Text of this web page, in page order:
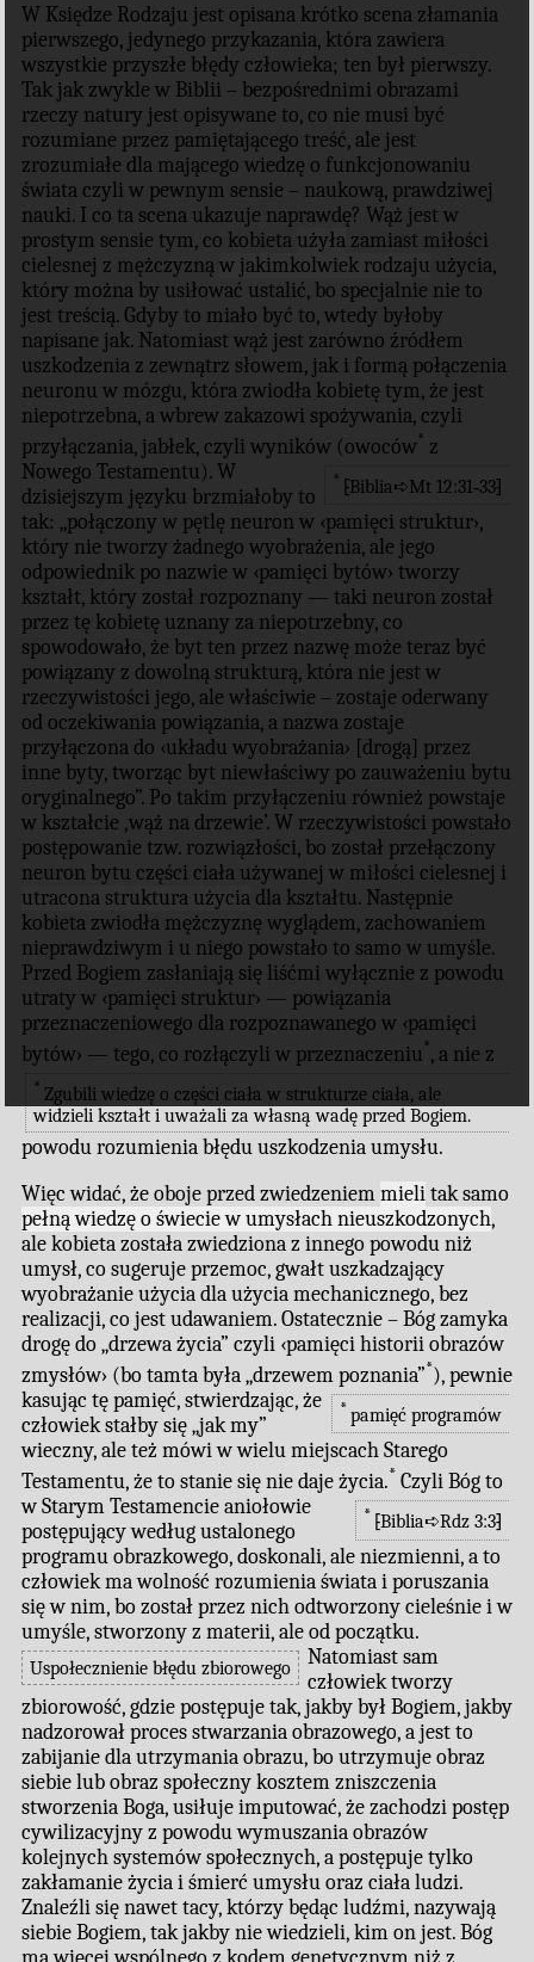
W Księdze Rodzaju jest opisana krótko scena złamania
pierwszego, jedynego przykazania, która zawiera
wszystkie przyszłe błędy człowieka; ten był pierwszy.
Tak jak zwykle w Biblii – bezpośrednimi obrazami
rzeczy natury jest opisywane to, co nie musi być
rozumiane przez pamiętającego treść, ale jest
zrozumiałe dla mającego wiedzę o funkcjonowaniu
świata czyli w pewnym sensie – naukową, prawdziwej
nauki. I co ta scena ukazuje naprawdę? Wąż jest w
prostym sensie tym, co kobieta użyła zamiast miłości
cielesnej z mężczyznąw jakimkolwiek rodzaju użycia,
który można by usiłować ustalić, bo specjalnie nie to
jest treścią. Gdyby to miało być to, wtedy byłoby
napisane jak. Natomiast wąż jest zarówno źródłem
uszkodzenia z zewnątrz słowem, jak i formą połączenia
neuronu w mózgu, która zwiodła kobietę tym, że jest
niepotrzebna, a wbrew zakazowi spożywania, czyli
przyłączania, jabłek, czyli wyników (owoców*
* ⁅Biblia➪Mt 12:31‐33⁆
z
Nowego Testamentu). W
dzisiejszym języku brzmiałoby to
tak: „połączony w pętlę neuron w ‹pamięci struktur›,
który nie tworzy żadnego wyobrażenia, ale jego
odpowiednik po nazwie w ‹pamięci bytów› tworzy
kształt, który został rozpoznany — taki neuron został
przez tę kobietę uznany za niepotrzebny, co
spowodowało, że byt ten przez nazwę może teraz być
powiązany z dowolną strukturą, która nie jest w
rzeczywistości jego, ale właściwie – zostaje oderwany
od oczekiwania powiązania, a nazwa zostaje
przyłączona do ‹układu wyobrażania› [drogą] przez
inne byty, tworząc byt niewłaściwy po zauważeniu bytu
oryginalnego”. Po takim przyłączeniu również powstaje
w kształcie ‚wąż na drzewie’. W rzeczywistości powstało
postępowanie tzw. rozwiązłości, bo został przełączony
neuron bytu części ciała używanej w miłości cielesnej i
utracona struktura użycia dla kształtu. Następnie
kobieta zwiodła mężczyznę wyglądem, zachowaniem
nieprawdziwym i u niego powstało to samo w umyśle.
Przed Bogiem zasłaniają się liśćmi wyłącznie z powodu
utraty w ‹pamięci struktur› — powiązania
przeznaczeniowego dla rozpoznawanego w ‹pamięci
bytów› — tego, co rozłączyli w przeznaczeniu*
* Zgubili wiedzę o części ciała w strukturze ciała, ale
widzieli kształt i uważali za własną wadę przed Bogiem.
, a nie z
powodu rozumienia błędu uszkodzenia umysłu.
Więc widać, że oboje przed zwiedzeniemmielitak samo
pełną wiedzę o świecie w umysłach nieuszkodzonych,
ale kobieta została zwiedziona z innego powodu niż
umysł, co sugeruje przemoc, gwałt uszkadzający
wyobrażanie użycia dla użycia mechanicznego, bez
realizacji, co jest udawaniem. Ostatecznie – Bóg zamyka
drogę do „drzewa życia” czyli ‹pamięci historii obrazów
zmysłów› (bo tamta była „drzewem poznania”*
*pamięć programów
), pewnie
kasując tę pamięć, stwierdzając, że
człowiek stałby się „jak my”
wieczny, ale też mówi w wielu miejscach Starego
Testamentu, że to stanie się nie daje życia.*
* ⁅Biblia➪Rdz 3:3⁆
Czyli Bóg to
w Starym Testamencie aniołowie
postępujący według ustalonego
programu obrazkowego, doskonali, ale niezmienni, a to
człowiek ma wolność rozumienia świata i poruszania
się w nim, bo został przez nich odtworzony cieleśnie i w
umyśle, stworzony z materii, ale od początku.
Uspołecznienie błędu zbiorowego
Natomiast sam
człowiek tworzy
zbiorowość, gdzie postępuje tak, jakby był Bogiem, jakby
nadzorował proces stwarzania obrazowego, a jest to
zabijanie dla utrzymania obrazu, bo utrzymuje obraz
siebie lub obraz społeczny kosztem zniszczenia
stworzenia Boga, usiłuje imputować, że zachodzi postęp
cywilizacyjny z powodu wymuszania obrazów
kolejnych systemów społecznych, a postępuje tylko
zakłamanie życia i śmierć umysłu oraz ciała ludzi.
Znaleźli się nawet tacy, którzy będąc ludźmi, nazywają
siebie Bogiem, tak jakby nie wiedzieli, kim on jest. Bóg